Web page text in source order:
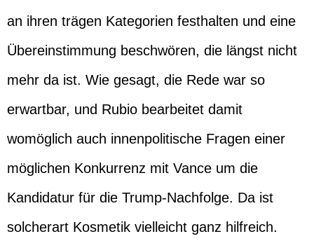
an ihren trägen Kategorien festhalten und eine
Übereinstimmung beschwören, die längst nicht
mehr da ist. Wie gesagt, die Rede war so
erwartbar, und Rubio bearbeitet damit
womöglich auch innenpolitische Fragen einer
möglichen Konkurrenz mit Vance um die
Kandidatur für die Trump-Nachfolge. Da ist
solcherart Kosmetik vielleicht ganz hilfreich.